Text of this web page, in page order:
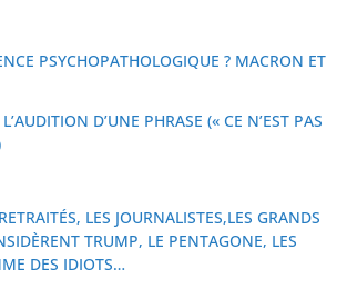
PSYCHOPATHOLOGIQUE ? MACRON ET
D’UNE PHRASE (« CE N’EST PAS
LES JOURNALISTES,LES GRANDS
TRUMP, LE PENTAGONE, LES
DES IDIOTS…